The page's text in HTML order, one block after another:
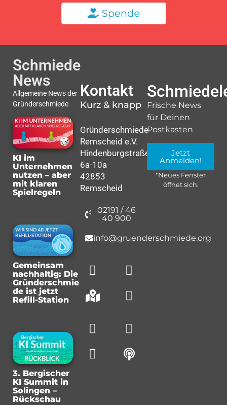
Schmiede
News
Allgemeine News der
Gründerschmiede
KI im
Unternehmen
nutzen – aber
mit klaren
Spielregeln
Gemeinsam
nachhaltig: Die
Gründerschmie
de ist jetzt
Refill-Station
3. Bergischer
KI Summit in
Solingen –
Rückschau
Kontakt
Kurz & knapp
Gründerschmiede
Remscheid e.V.
Hindenburgstraße
6a-10a
42853
Remscheid
02191 / 46
40 900
info@gruenderschmiede.org
Frische News
für Deinen
Postkasten
Jetzt
Anmelden!
*Neues Fenster
öffnet sich.